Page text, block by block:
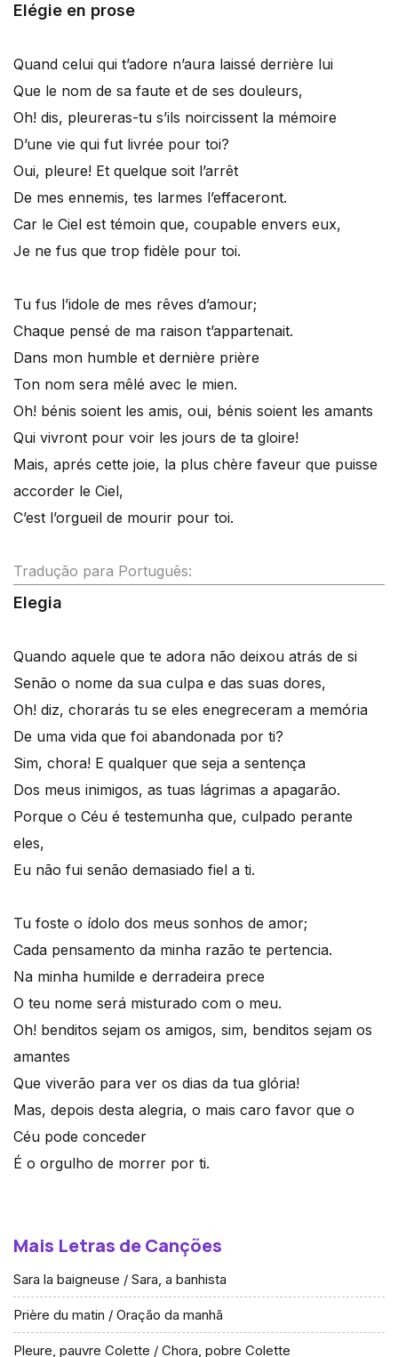
Elégie en prose
Quand celui qui t’adore n’aura laissé derrière lui
Que le nom de sa faute et de ses douleurs,
Oh! dis, pleureras-tu s’ils noircissent la mémoire
D’une vie qui fut livrée pour toi?
Oui, pleure! Et quelque soit l’arrêt
De mes ennemis, tes larmes l’effaceront.
Car le Ciel est témoin que, coupable envers eux,
Je ne fus que trop fidèle pour toi.
Tu fus l’idole de mes rêves d’amour;
Chaque pensé de ma raison t’appartenait.
Dans mon humble et dernière prière
Ton nom sera mêlé avec le mien.
Oh! bénis soient les amis, oui, bénis soient les amants
Qui vivront pour voir les jours de ta gloire!
Mais, aprés cette joie, la plus chère faveur que puisse
accorder le Ciel,
C’est l’orgueil de mourir pour toi.
Tradução para Português:
Elegia
Quando aquele que te adora não deixou atrás de si
Senão o nome da sua culpa e das suas dores,
Oh! diz, chorarás tu se eles enegreceram a memória
De uma vida que foi abandonada por ti?
Sim, chora! E qualquer que seja a sentença
Dos meus inimigos, as tuas lágrimas a apagarão.
Porque o Céu é testemunha que, culpado perante
eles,
Eu não fui senão demasiado fiel a ti.
Tu foste o ídolo dos meus sonhos de amor;
Cada pensamento da minha razão te pertencia.
Na minha humilde e derradeira prece
O teu nome será misturado com o meu.
Oh! benditos sejam os amigos, sim, benditos sejam os
amantes
Que viverão para ver os dias da tua glória!
Mas, depois desta alegria, o mais caro favor que o
Céu pode conceder
É o orgulho de morrer por ti.
Mais Letras de Canções
Sara la baigneuse / Sara, a banhista
Prière du matin / Oração da manhã
Pleure, pauvre Colette / Chora, pobre Colette